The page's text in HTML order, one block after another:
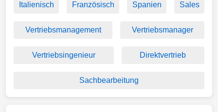
Italienisch Französisch Spanien Sales
Vertriebsmanagement Vertriebsmanager
Vertriebsingenieur Direktvertrieb
Sachbearbeitung